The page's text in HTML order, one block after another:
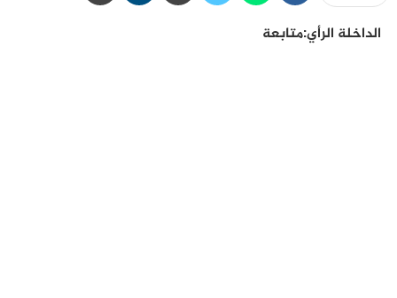
الداخلة الرأي:متابعة